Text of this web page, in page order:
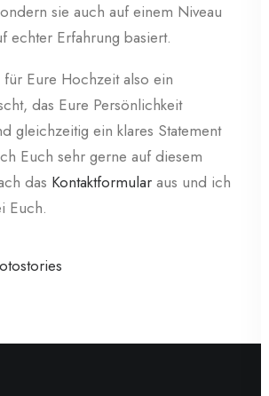
sie auch auf einem Niveau
echter Erfahrung basiert.
Eure Hochzeit also ein
das Eure Persönlichkeit
gleichzeitig ein klares Statement
Euch sehr gerne auf diesem
das Kontaktformular aus und ich
Euch.